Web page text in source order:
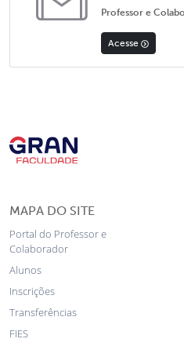
Professor e
Acesse
MAPA DO SITE
Portal do Professor e
Colaborador
Alunos
Inscrições
Transferências
FIES